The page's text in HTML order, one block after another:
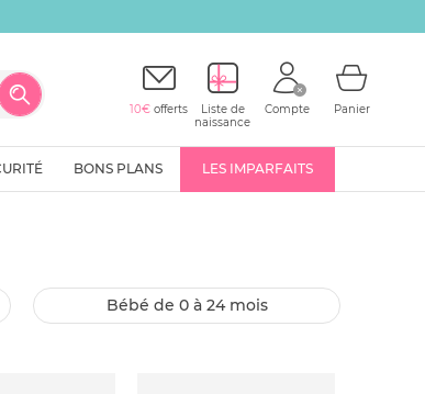
10€ offerts
Liste de
naissance
Compte Panier
BONS PLANS LES IMPARFAITS
bébé de 0 à 24 mois